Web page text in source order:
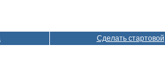
Сделать стартовой